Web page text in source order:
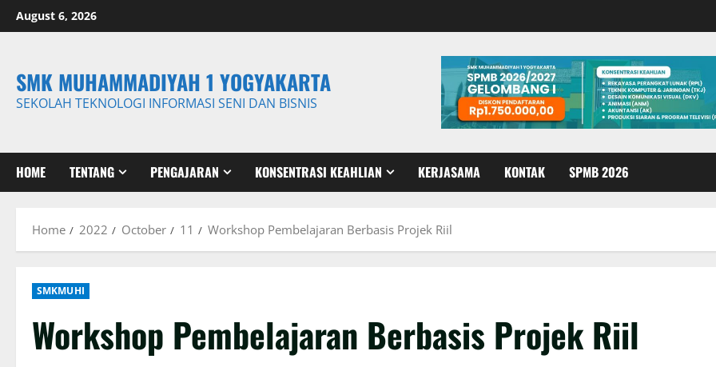
Skip
to
August 6, 2026
SMK MUHAMMADIYAH 1 YOGYAKARTA
SEKOLAH TEKNOLOGI INFORMASI SENI DAN BISNIS
HOME TENTANG PENGAJARAN KONSENTRASI KEAHLIAN KERJASAMA KONTAK SPMB 2026
Home 2022 October 11 Workshop Pembelajaran Berbasis Projek Riil
SMKMUHI
Workshop Pembelajaran Berbasis Projek Riil